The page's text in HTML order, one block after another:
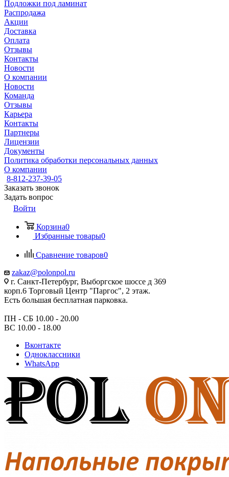
Подложки под ламинат
Распродажа
Акции
Доставка
Оплата
Отзывы
Контакты
Новости
О компании
Новости
Команда
Отзывы
Карьера
Контакты
Партнеры
Лицензии
Документы
Политика обработки персональных данных
О компании
8-812-237-39-05
Заказать звонок
Задать вопрос
Войти
Корзина0
Избранные товары0
Сравнение товаров0
zakaz@polonpol.ru
г. Санкт-Петербург, Выборгское шоссе д 369
корп.6 Торговый Центр "Паргос", 2 этаж.
Есть большая бесплатная парковка.
ПН - СБ 10.00 - 20.00
ВС 10.00 - 18.00
Вконтакте
Одноклассники
WhatsApp